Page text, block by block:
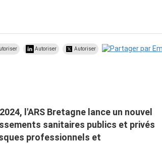
Autoriser Autoriser
l'ARS Bretagne lance un nouvel
sanitaires publics et privés
professionnels et